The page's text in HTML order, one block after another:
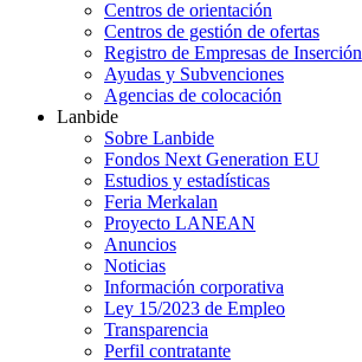
Centros de orientación
Centros de gestión de ofertas
Registro de Empresas de Inserción
Ayudas y Subvenciones
Agencias de colocación
Lanbide
Sobre Lanbide
Fondos Next Generation EU
Estudios y estadísticas
Feria Merkalan
Proyecto LANEAN
Anuncios
Noticias
Información corporativa
Ley 15/2023 de Empleo
Transparencia
Perfil contratante